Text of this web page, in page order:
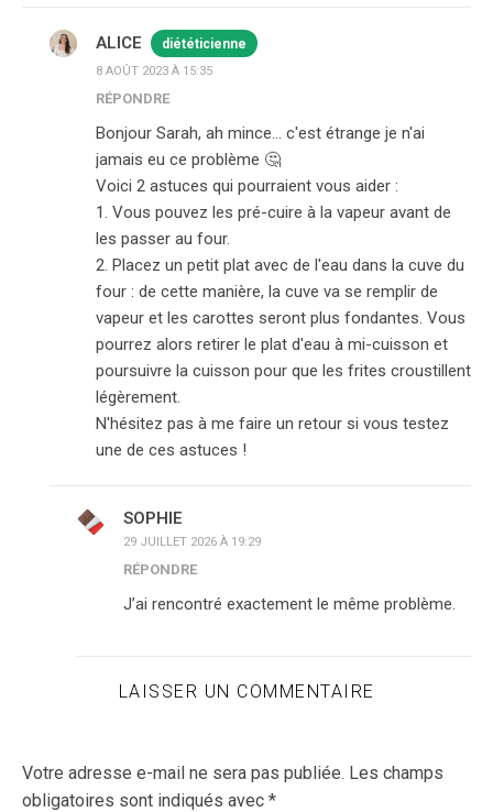
ALICE diététicienne
8 AOÛT 2023 À 15:35
RÉPONDRE
Bonjour Sarah, ah mince… c'est étrange je n'ai
jamais eu ce problème 🤔
Voici 2 astuces qui pourraient vous aider :
1. Vous pouvez les pré-cuire à la vapeur avant de
les passer au four.
2. Placez un petit plat avec de l'eau dans la cuve du
four : de cette manière, la cuve va se remplir de
vapeur et les carottes seront plus fondantes. Vous
pourrez alors retirer le plat d'eau à mi-cuisson et
poursuivre la cuisson pour que les frites croustillent
légèrement.
N'hésitez pas à me faire un retour si vous testez
une de ces astuces !
SOPHIE
29 JUILLET 2026 À 19:29
RÉPONDRE
J’ai rencontré exactement le même problème.
LAISSER UN COMMENTAIRE
Votre adresse e-mail ne sera pas publiée. Les champs
obligatoires sont indiqués avec *